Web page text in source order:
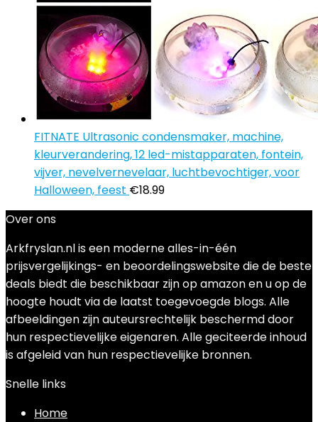
FITNATE Ultrasonic condensmaker, machine,
kleurverandering, 12 led-mistapparaten, fontein,
vijver, nevelvernevelaar, luchtbevochtiger, voor
Halloween, feest €18.99
Over ons
Arkfryslan.nl is een moderne alles-in-één
prijsvergelijkings- en beoordelingswebsite die de beste
deals biedt die beschikbaar zijn op amazon en u op de
hoogte houdt via de laatst toegevoegde blogs. Alle
afbeeldingen zijn auteursrechtelijk beschermd door
hun respectievelijke eigenaren. Alle geciteerde inhoud
is afgeleid van hun respectievelijke bronnen.
Snelle links
Home